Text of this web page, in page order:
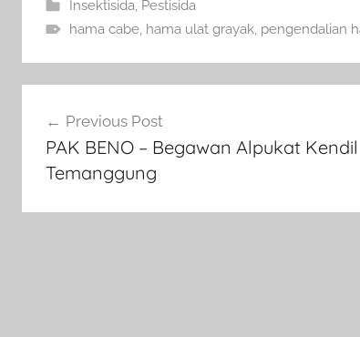
Insektisida, Pestisida
hama cabe, hama ulat grayak, pengendalian
pos Previous Post
PAK BENO – Begawan Alpukat Kendil
Temanggung